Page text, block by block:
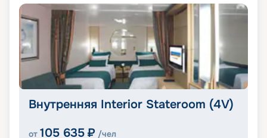
Внутренняя Interior Stateroom (4V)
от 105 635 ₽ /чел